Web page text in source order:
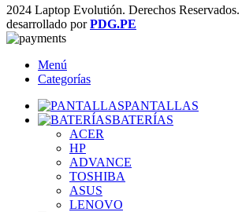
2024 Laptop Evolutión. Derechos
desarrollado porPDG.PE
Menú
Categorías
PANTALLAS
BATERÍAS
ACER
HP
ADVANCE
TOSHIBA
ASUS
LENOVO